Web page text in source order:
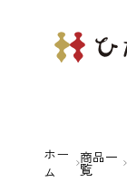
ホー
ム
商品一
覧